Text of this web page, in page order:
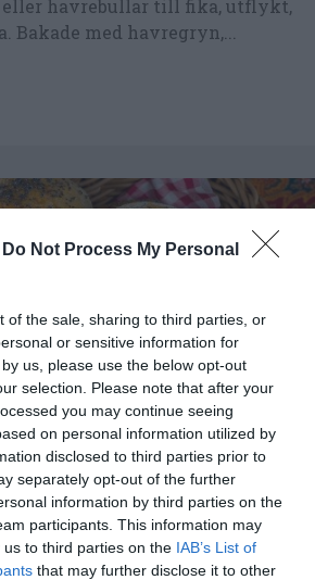
Do Not Process My Personal
of the sale, sharing to third parties, or
or sensitive information for
us, please use the below opt-out
selection. Please note that after your
you may continue seeing
on personal information utilized by
disclosed to third parties prior to
separately opt-out of the further
information by third parties on the
participants. This information may
to third parties on the IAB’s List of
that may further disclose it to other
eller havrebullar till fika, utflykt,
Bakade med havregryn,...
med en del havregrynsgröt
blir saftiga och mättande...